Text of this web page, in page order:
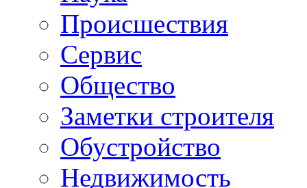
Происшествия
Сервис
Общество
Заметки строителя
Обустройство
Недвижимость